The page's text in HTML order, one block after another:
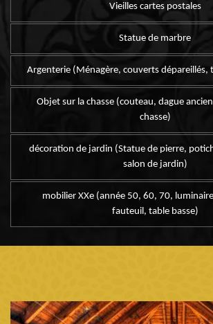
Vieilles cartes postales
Statue de marbre
Argenterie (Ménagère, couverts dépareillés,
Objet sur la chasse (couteau, dague
chasse)
décoration de jardin (Statue de pierre,
salon de jardin)
mobilier XXe (année 50, 60, 70,
fauteuil, table basse)